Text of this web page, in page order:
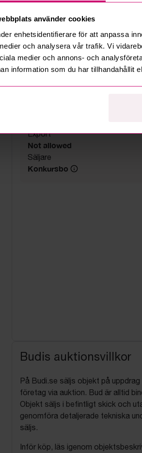
använder cookies
enhetsidentifierare för att anpassa
och analysera vår trafik. Vi
medier och annons- och
information som du har tillhandahållit
08 juni 2026 10:12
2/6 kl.09.00-09.30 ef. ök. med
Utlämning
Export
Not allowed
Säljare
Konkursbo
Budis auktionsvillkor
På Budi.se säljs objekt på
företag via auktion. Bud är alltid
Objekt säljs i befintligt skick och
genomföra detaljerade tekniska
säljs.
Inför köp, läs igenom